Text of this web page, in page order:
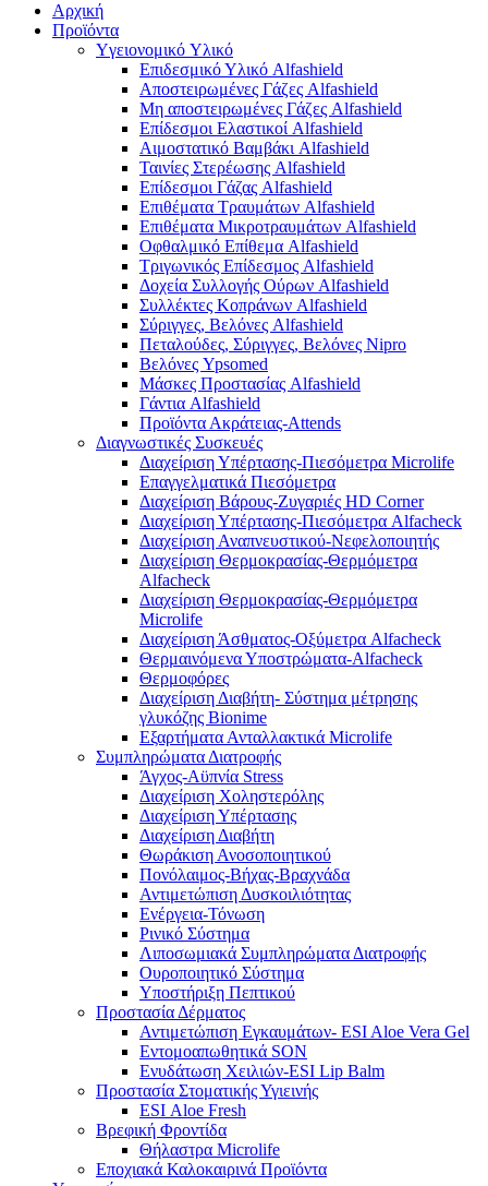
Αρχική
Προϊόντα
Yγειονομικό Yλικό
Επιδεσμικό Υλικό Alfashield
Αποστειρωμένες Γάζες Alfashield
Μη αποστειρωμένες Γάζες Alfashield
Επίδεσμοι Ελαστικοί Alfashield
Αιμοστατικό Βαμβάκι Alfashield
Ταινίες Στερέωσης Alfashield
Επίδεσμοι Γάζας Alfashield
Επιθέματα Τραυμάτων Alfashield
Επιθέματα Μικροτραυμάτων Alfashield
Οφθαλμικό Eπίθεμα Alfashield
Τριγωνικός Επίδεσμος Alfashield
Δοχεία Συλλογής Ούρων Alfashield
Συλλέκτες Κοπράνων Alfashield
Σύριγγες, Βελόνες Alfashield
Πεταλούδες, Σύριγγες, Βελόνες Nipro
Βελόνες Ypsomed
Μάσκες Προστασίας Alfashield
Γάντια Alfashield
Προϊόντα Ακράτειας-Attends
Διαγνωστικές Συσκευές
Διαχείριση Υπέρτασης-Πιεσόμετρα Microlife
Επαγγελματικά Πιεσόμετρα
Διαχείριση Βάρους-Ζυγαριές HD Corner
Διαχείριση Υπέρτασης-Πιεσόμετρα Alfacheck
Διαχείριση Αναπνευστικού-Νεφελοποιητής
Διαχείριση Θερμοκρασίας-Θερμόμετρα
Alfacheck
Διαχείριση Θερμοκρασίας-Θερμόμετρα
Microlife
Διαχείριση Άσθματος-Οξύμετρα Alfacheck
Θερμαινόμενα Υποστρώματα-Alfacheck
Θερμοφόρες
Διαχείριση Διαβήτη- Σύστημα μέτρησης
γλυκόζης Bionime
Εξαρτήματα Ανταλλακτικά Microlife
Συμπληρώματα Διατροφής
Άγχος-Αϋπνία Stress
Διαχείριση Χοληστερόλης
Διαχείριση Υπέρτασης
Διαχείριση Διαβήτη
Θωράκιση Ανοσοποιητικού
Πονόλαιμος-Βήχας-Βραχνάδα
Αντιμετώπιση Δυσκοιλιότητας
Eνέργεια-Τόνωση
Ρινικό Σύστημα
Λιποσωμιακά Συμπληρώματα Διατροφής
Ουροποιητικό Σύστημα
Υποστήριξη Πεπτικού
Προστασία Δέρματος
Αντιμετώπιση Εγκαυμάτων- ESI Aloe Vera Gel
Εντομοαπωθητικά SON
Ενυδάτωση Χειλιών-ESI Lip Balm
Προστασία Στοματικής Υγιεινής
ESI Αloe Fresh
Βρεφική Φροντίδα
Θήλαστρα Microlife
Εποχιακά Καλοκαιρινά Προϊόντα